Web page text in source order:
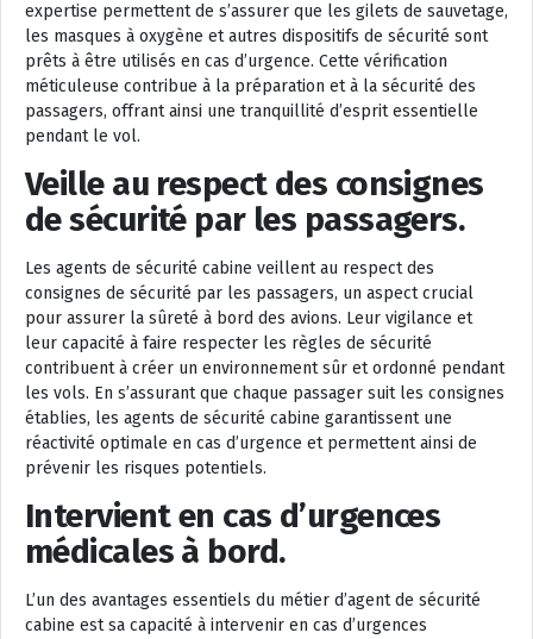
expertise permettent de s’assurer que les gilets de sauvetage,
les masques à oxygène et autres dispositifs de sécurité sont
prêts à être utilisés en cas d’urgence. Cette vérification
méticuleuse contribue à la préparation et à la sécurité des
passagers, offrant ainsi une tranquillité d’esprit essentielle
pendant le vol.
Veille au respect des consignes
de sécurité par les passagers.
Les agents de sécurité cabine veillent au respect des
consignes de sécurité par les passagers, un aspect crucial
pour assurer la sûreté à bord des avions. Leur vigilance et
leur capacité à faire respecter les règles de sécurité
contribuent à créer un environnement sûr et ordonné pendant
les vols. En s’assurant que chaque passager suit les consignes
établies, les agents de sécurité cabine garantissent une
réactivité optimale en cas d’urgence et permettent ainsi de
prévenir les risques potentiels.
Intervient en cas d’urgences
médicales à bord.
L’un des avantages essentiels du métier d’agent de sécurité
cabine est sa capacité à intervenir en cas d’urgences